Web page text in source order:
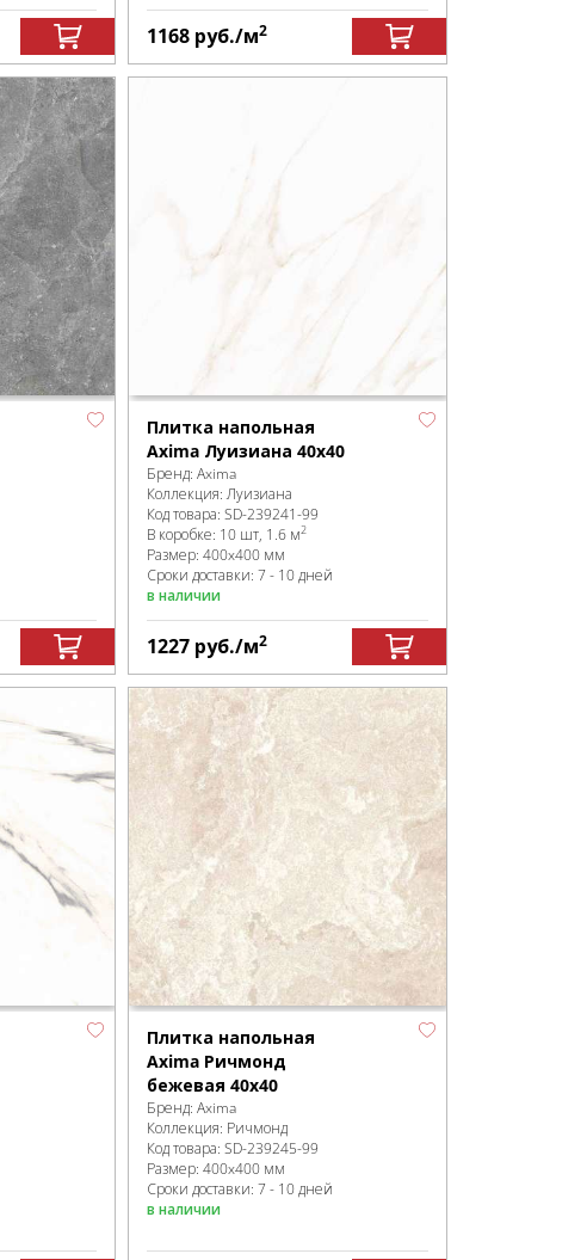
1168 руб./м2
Плитка напольная
Axima Луизиана 40х40
Бренд: Axima
Коллекция:Луизиана
Код товара: SD-239241-99
В коробке: 10 шт, 1.6 м2
Размер: 400x400 мм
Сроки доставки: 7 - 10 дней
в наличии
1227 руб./м2
Плитка напольная
Axima Ричмонд
бежевая 40х40
Бренд: Axima
Коллекция: Ричмонд
Код товара: SD-239245-99
Размер: 400x400 мм
Сроки доставки: 7 - 10 дней
в наличии